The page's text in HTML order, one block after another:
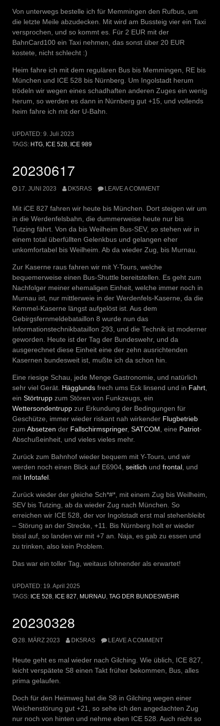
Von unterwegs bestelle ich für Memmingen den Rufbus, um
die letzte Meile abzudecken. Mit wird am Bussteig vier ein Taxi
versprochen, und so kommt es. Für 2 EUR mit der
BahnCard100 ein Taxi nehmen, das sonst über 20 EUR
kostete, nicht schlecht :)
Heim fahre ich mit dem regulären Bus bis Memmingen, RE bis
München und ICE 528 bis Nürnberg. Um Ingolstadt herum
trödeln wir wegen eines schadhaften anderen Zuges ein wenig
herum, so werden es dann in Nürnberg gut +15, und vollends
heim fahre ich mit der U-Bahn.
UPDATED: 9. Juli 2023
TAGS: HTG, ICE 528, ICE 989
20230617
17. JUNI 2023 DK5RAS LEAVE A COMMENT
Mit iCE 827 fahren wir heute bis München. Dort steigen wir um
in die Werdenfelsbahn, die dummerweise heute nur bis
Tutzing fährt. Von da bis Weilheim Bus-SEV, so stehen wir in
einem total überfüllten Gelenkbus und gelangen eher
unkomfortabel bis Weilheim. Ab da wieder Zug, bis Murnau.
Zur Kaserne raus fahren wir mit Y-Tours, welche
bequemerweise einen Bus-Shuttle bereitstellen. Es geht zum
Nachfolger meiner ehemaligen Einheit, welche immer noch in
Murnau ist, nur mittlerweie in der Werdenfels-Kaserne, da die
Kemmel-Kaserne längst aufgelöst ist. Aus dem
Gebirgsfernmeldebataillon 8 wurde nun das
Informationstechnikbataillon 293, und die Technik ist moderner
geworden. Heute ist der Tag der Bundeswehr, und da
ausgerechnet diese Einheit eine der zehn ausrichtenden
Kasernen bundesweit ist, mußte ich da schon hin.
Eine riesige Schau, jede Menge Gastronomie, und natürlich
sehr viel Gerät. Hägglunds frech ums Eck linsend und in Fahrt
ein Störtrupp zum Stören von Funkzeugs, ein
Wettersondentrupp zur Erkundung der Bedingungen für
Geschütze, immer wieder riskant nah wirkender Flugbetrieb
zum Absetzen der Fallschirmspringer, SATCOM , eine Patriot-
Abschußeinheit, und vieles vieles mehr.
Zurück zum Bahnhof wieder bequem mit Y-Tours, und wir
werden noch einen Blick auf E6904, seitlich und frontal , und
mit Infotafel
Zurück wieder der gleiche Sch*#*, mit einem Zug bis Weilheim,
SEV bis Tutzing, ab da wieder Zug nach München. So
erreichen wir ICE 528, der vor Ingolstadt erst mal stehenbleibt
– Störung an der Strecke, +11. Bis Nürnberg holt er wieder
bissl auf, so landen wir mit +7 an. Naja, es gab zu essen und
zu trinken, also kein Problem.
Das war ein toller Tag, weitaus lohnender als erwartet!
UPDATED: 19. April 2025
TAGS: ICE 528, ICE 827, MURNAU, TAG DER BUNDESWEHR
20230328
28. MÄRZ 2023 DK5RAS LEAVE A COMMENT
Heute geht es mal wieder nach Gilching. Wie üblich, ICE 827,
leicht verspätete S8 einen Takt früher bekommen, Bus, alles
prima gelaufen.
Doch für den Heimweg hat die S8 in Gilching wegen einer
Weichenstörung gut +21, so sehe ich den angedachten Zug
nur noch von hinten und nehme eben ICE 528. Auch nicht so